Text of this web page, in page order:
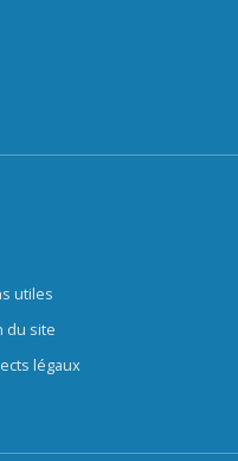
utiles
du site
légaux